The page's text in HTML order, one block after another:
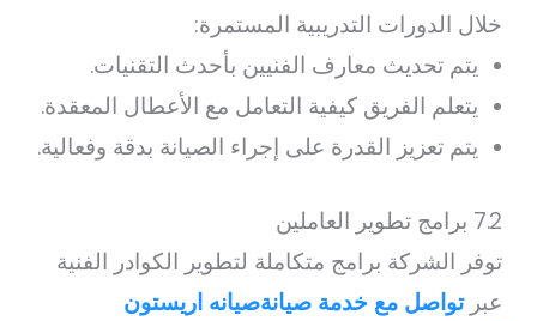
خلال الدورات التدريبية المستمرة:
يتم تحديث معارف الفنيين بأحدث التقنيات.
يتعلم الفريق كيفية التعامل مع الأعطال المعقدة.
يتم تعزيز القدرة على إجراء الصيانة بدقة وفعالية.
7.2 برامج تطوير العاملين
توفر الشركة برامج متكاملة لتطوير الكوادر الفنية
عبرتواصل مع خدمة صيانةصيانه اريستون